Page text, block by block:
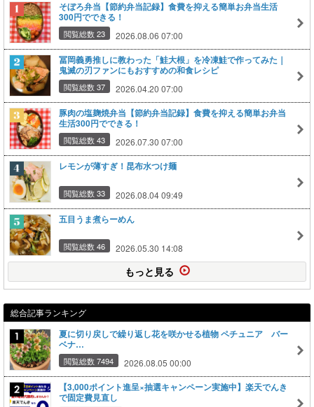
そぼろ弁当【節約弁当記録】食費を抑える簡単お弁当生活
300円でできる！
閲覧総数 23 2026.08.06 07:00
冨岡義勇推しに教わった「鮭大根」を冷凍鮭で作ってみた｜
鬼滅の刃ファンにもおすすめの和食レシピ
閲覧総数 37 2026.04.20 07:00
豚肉の塩麹焼弁当【節約弁当記録】食費を抑える簡単お弁当
生活300円でできる！
閲覧総数 43 2026.07.30 07:00
レモンが薄すぎ！昆布水つけ麺
閲覧総数 33 2026.08.04 09:49
五目うま煮らーめん
閲覧総数 46 2026.05.30 14:08
もっと見る
総合記事ランキング
夏に切り戻しで繰り返し花を咲かせる植物 ペチュニア バー
ベナ…
閲覧総数 7494 2026.08.05 00:00
【3,000ポイント進呈×抽選キャンペーン実施中】楽天でんき
で固定費見直し